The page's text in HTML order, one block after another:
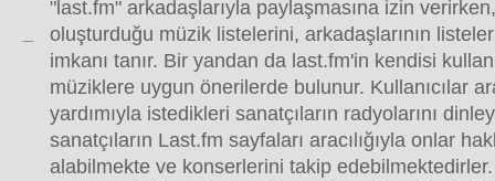
"last.fm" arkadaşlarıyla paylaşmasına izin
oluşturduğu müzik listelerini, arkadaşlarının
imkanı tanır. Bir yandan da last.fm'in kendisi
müziklere uygun önerilerde bulunur. Kullanıcılar
yardımıyla istedikleri sanatçıların radyolarını
sanatçıların Last.fm sayfaları aracılığıyla onlar
alabilmekte ve konserlerini takip